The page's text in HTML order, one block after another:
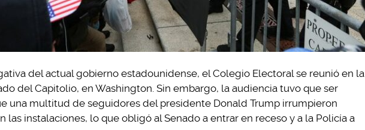
del actual gobierno estadounidense, el Colegio Electoral se reunió en la
del Capitolio, en Washington. Sin embargo, la audiencia tuvo que ser
una multitud de seguidores del presidente Donald Trump irrumpieron
las instalaciones, lo que obligó al Senado a entrar en receso y a la Policía a